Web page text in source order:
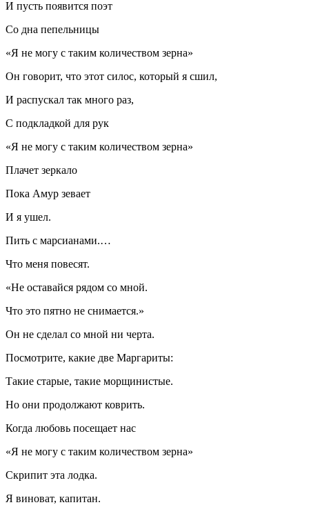
И пусть появится поэт
Со дна пепельницы
«Я не могу с таким количеством зерна»
Он говорит, что этот силос, который я сшил,
И распускал так много раз,
С подкладкой для рук
«Я не могу с таким количеством зерна»
Плачет зеркало
Пока Амур зевает
И я ушел.
Пить с марсианами.…
Что меня повесят.
«Не оставайся рядом со мной.
Что это пятно не снимается.»
Он не сделал со мной ни черта.
Посмотрите, какие две Маргариты:
Такие старые, такие морщинистые.
Но они продолжают коврить.
Когда любовь посещает нас
«Я не могу с таким количеством зерна»
Скрипит эта лодка.
Я виноват, капитан.